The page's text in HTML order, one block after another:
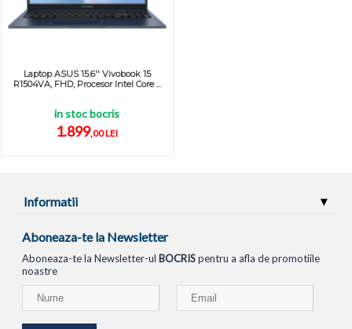
Laptop ASUS 15.6'' Vivobook 15
R1504VA, FHD, Procesor Intel Core ...
in stoc bocris
1.899,00 LEI
Informatii
Aboneaza-te la Newsletter
Aboneaza-te la Newsletter-ul BOCRISpentru a afla de promotiile
noastre